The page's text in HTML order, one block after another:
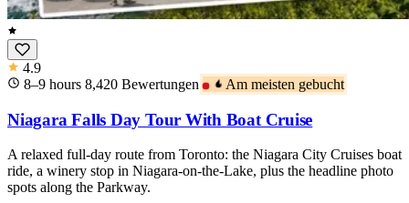
4.9
8–9 hours 8,420 Bewertungen Am meisten gebucht
Niagara Falls Day Tour With Boat Cruise
A relaxed full-day route from Toronto: the Niagara City Cruises boat
ride, a winery stop in Niagara-on-the-Lake, plus the headline photo
spots along the Parkway.